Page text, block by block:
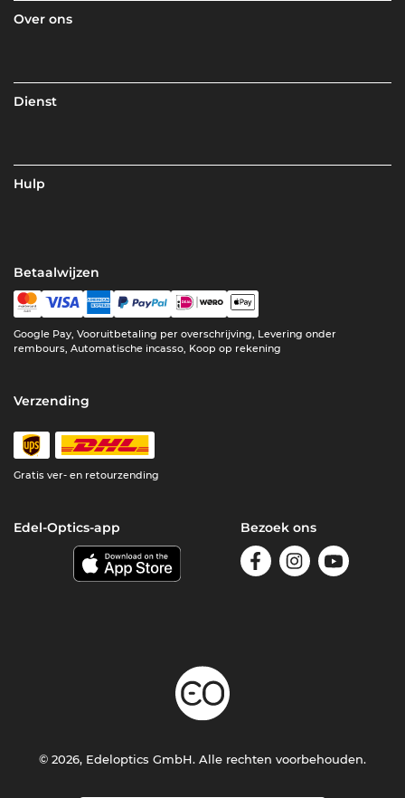
Over ons
Dienst
Hulp
Betaalwijzen
Google Pay, Vooruitbetaling per overschrijving, Levering onder
rembours, Automatische incasso, Koop op rekening
Verzending
Gratis ver- en retourzending
Edel-Optics-app Bezoek ons
© 2026, Edeloptics GmbH. Alle rechten voorbehouden.